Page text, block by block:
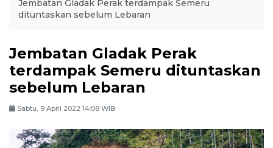
Jembatan Gladak Perak terdampak Semeru
dituntaskan sebelum Lebaran
Jembatan Gladak Perak
terdampak Semeru dituntaskan
sebelum Lebaran
Sabtu, 9 April 2022 14:08 WIB